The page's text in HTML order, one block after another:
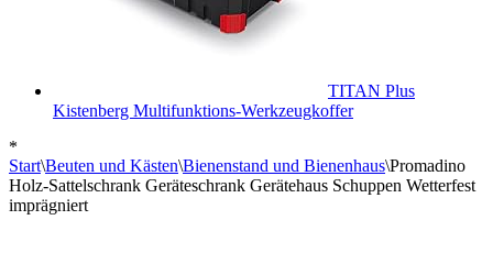
TITAN Plus
Kistenberg Multifunktions-Werkzeugkoffer
*
Start\Beuten und Kästen\Bienenstand und Bienenhaus\Promadino
Holz-Sattelschrank Geräteschrank Gerätehaus Schuppen Wetterfest
imprägniert